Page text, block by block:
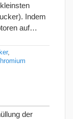
Indem
auf…
,
der